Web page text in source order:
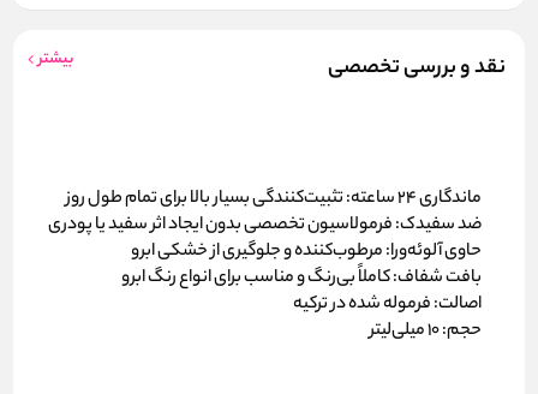
نقد و بررسی تخصصی بیشتر
ماندگاری ۲۴ ساعته:
تثبیت‌کنندگی بسیار بالا برای تمام طول روز
ضد سفیدک:فرمولاسیون تخصصی بدون ایجاد اثر سفید یا پودری
حاوی آلوئه‌ورا:مرطوب‌کننده و جلوگیری از خشکی ابرو
بافت شفاف:کاملاً بی‌رنگ و مناسب برای انواع رنگ ابرو
اصالت:فرموله شده در ترکیه
حجم: